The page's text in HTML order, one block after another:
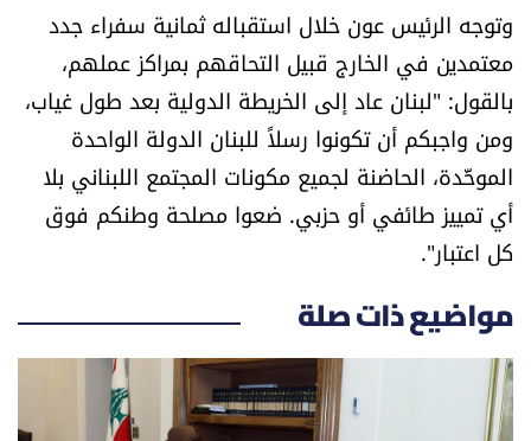
ثقافة وفنون
فصل من كتاب
اقرأ تضحك
كاميرا
سجالات
صحّة وصحن
وتوجه الرئيس عون خلال استقباله ثمانية سفراء جدد
معتمدين في الخارج قبيل التحاقهم بمراكز عملهم،
بالقول: "‏لبنان عاد إلى الخريطة الدولية بعد طول غياب،
ومن واجبكم أن تكونوا رسلاً للبنان الدولة الواحدة
الموحَّدة، الحاضنة لجميع مكونات المجتمع اللبناني بلا
أي تمييز طائفي أو حزبي. ضعوا مصلحة وطنكم فوق
كل اعتبار".
مواضيع ذات صلة